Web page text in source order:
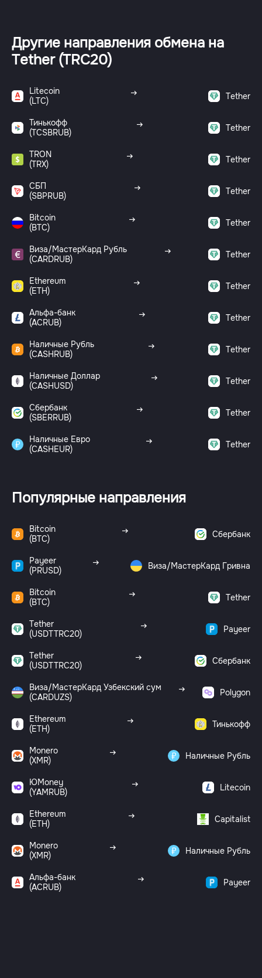
Другие направления обмена на
Tether (TRC20)
Litecoin
(LTC)
Tether
Тинькофф
(TCSBRUB)
Tether
TRON
(TRX)
Tether
СБП
(SBPRUB)
Tether
Bitcoin
(BTC)
Tether
Виза/МастерКард Рубль
(CARDRUB)
Tether
Ethereum
(ETH)
Tether
Альфа-банк
(ACRUB)
Tether
Наличные Рубль
(CASHRUB)
Tether
Наличные Доллар
(CASHUSD)
Tether
Сбербанк
(SBERRUB)
Tether
Наличные Евро
(CASHEUR)
Tether
Популярные направления
Bitcoin
(BTC)
Сбербанк
Payeer
(PRUSD)
Виза/МастерКард Гривна
Bitcoin
(BTC)
Tether
Tether
(USDTTRC20)
Payeer
Tether
(USDTTRC20)
Сбербанк
Виза/МастерКард Узбекский сум
(CARDUZS)
Polygon
Ethereum
(ETH)
Тинькофф
Monero
(XMR)
Наличные Рубль
ЮMoney
(YAMRUB)
Litecoin
Ethereum
(ETH)
Capitalist
Monero
(XMR)
Наличные Рубль
Альфа-банк
(ACRUB)
Payeer